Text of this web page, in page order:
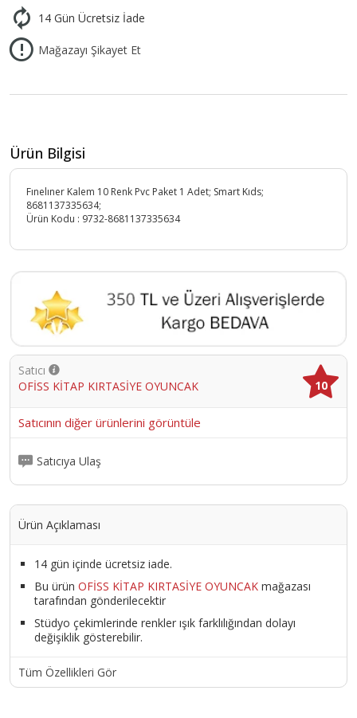
14 Gün Ücretsiz İade
Mağazayı Şikayet Et
Ürün Bilgisi
Fınelıner Kalem 10 Renk Pvc Paket 1 Adet; Smart Kıds;
8681137335634;
Ürün Kodu : 9732-8681137335634
Satıcı
OFİSS KİTAP KIRTASİYE OYUNCAK
10
Satıcının diğer ürünlerini görüntüle
Satıcıya Ulaş
Ürün Açıklaması
14 gün içinde ücretsiz iade.
Bu ürün OFİSS KİTAP KIRTASİYE OYUNCAK mağazası
tarafından gönderilecektir
Stüdyo çekimlerinde renkler ışık farklılığından dolayı
değişiklik gösterebilir.
Tüm Özellikleri Gör